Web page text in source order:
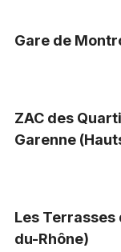
Gare de
ZAC des
Garenne
Les Terrasses
du-Rhône)